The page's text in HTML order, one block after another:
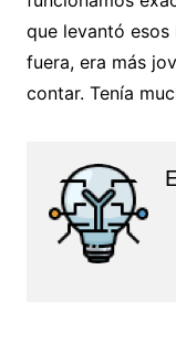
que levantó
fuera, era más
contar. Tenía